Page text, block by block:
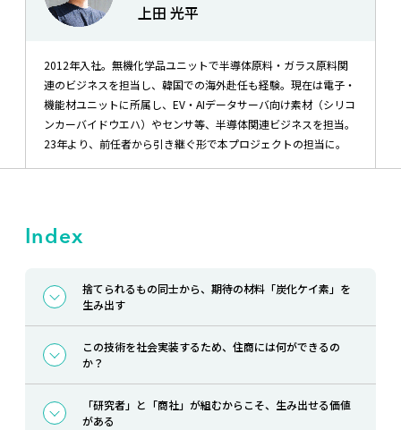
上田 光平
2012年入社。無機化学品ユニットで半導体原料・ガラス原料関
連のビジネスを担当し、韓国での海外赴任も経験。現在は電子・
機能材ユニットに所属し、EV・AIデータサーバ向け素材（シリコ
ンカーバイドウエハ）やセンサ等、半導体関連ビジネスを担当。
23年より、前任者から引き継ぐ形で本プロジェクトの担当に。
Index
捨てられるもの同士から、期待の材料「炭化ケイ素」を
生み出す
この技術を社会実装するため、住商には何ができるの
か？
「研究者」と「商社」が組むからこそ、生み出せる価値
がある